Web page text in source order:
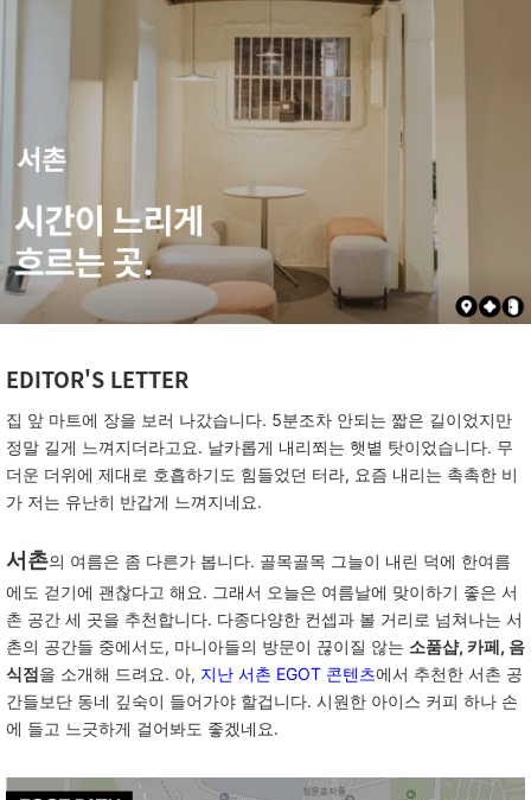
EDITOR'S LETTER
집 앞 마트에 장을 보러 나갔습니다. 5분조차 안되는 짧은 길이었지만
정말 길게 느껴지더라고요. 날카롭게 내리쬐는 햇볕 탓이었습니다. 무
더운 더위에 제대로 호흡하기도 힘들었던 터라, 요즘 내리는 촉촉한 비
가 저는 유난히 반갑게 느껴지네요.
서촌의 여름은 좀 다른가 봅니다. 골목골목 그늘이 내린 덕에 한여름
에도 걷기에 괜찮다고 해요. 그래서 오늘은 여름날에 맞이하기 좋은 서
촌 공간 세 곳을 추천합니다. 다종다양한 컨셉과 볼 거리로 넘쳐나는 서
촌의 공간들 중에서도, 마니아들의 방문이 끊이질 않는 소품샵, 카페, 음
식점을 소개해 드려요. 아, 지난 서촌 EGOT 콘텐츠에서 추천한 서촌 공
간들보단 동네 깊숙이 들어가야 할겁니다. 시원한 아이스 커피 하나 손
에 들고 느긋하게 걸어봐도 좋겠네요.